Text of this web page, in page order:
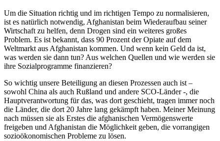
Um die Situation richtig und im richtigen Tempo zu normalisieren,
ist es natürlich notwendig, Afghanistan beim Wiederaufbau seiner
Wirtschaft zu helfen, denn Drogen sind ein weiteres großes
Problem. Es ist bekannt, dass 90 Prozent der Opiate auf dem
Weltmarkt aus Afghanistan kommen. Und wenn kein Geld da ist,
was werden sie dann tun? Aus welchen Quellen und wie werden sie
ihre Sozialprogramme finanzieren?
So wichtig unsere Beteiligung an diesen Prozessen auch ist –
sowohl China als auch Rußland und andere SCO-Länder -, die
Hauptverantwortung für das, was dort geschieht, tragen immer noch
die Länder, die dort 20 Jahre lang gekämpft haben. Meiner Meinung
nach müssen sie als Erstes die afghanischen Vermögenswerte
freigeben und Afghanistan die Möglichkeit geben, die vorrangigen
sozioökonomischen Probleme zu lösen.